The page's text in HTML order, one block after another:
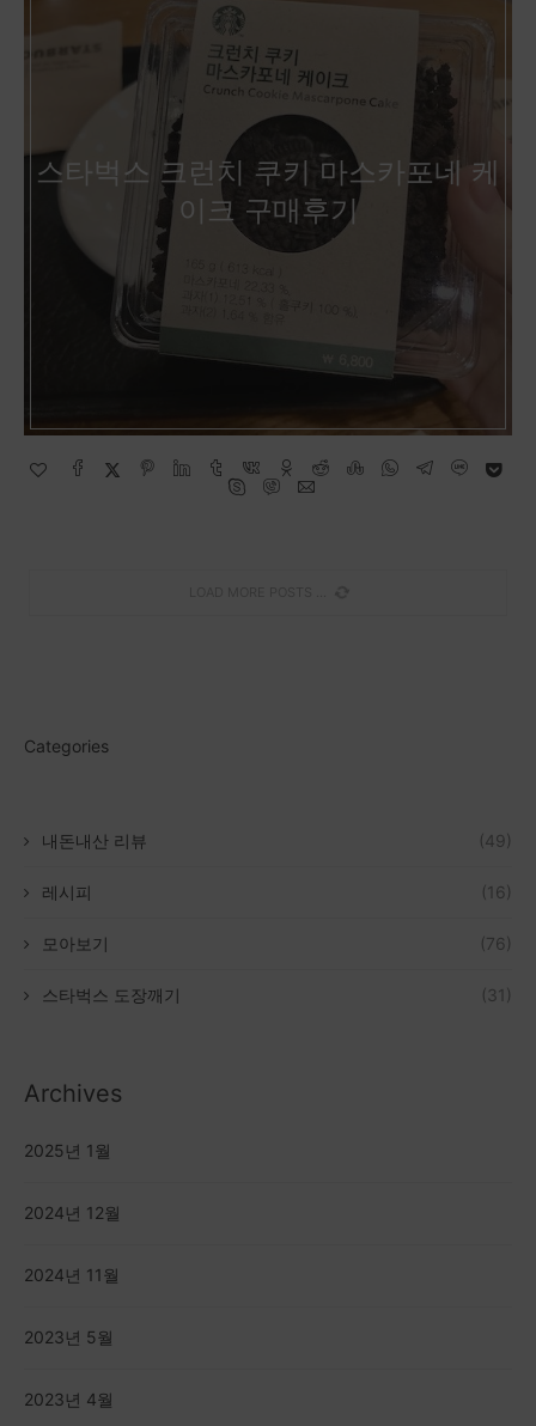
스타벅스 크런치 쿠키 마스카포네 케
이크 구매후기
Categories
내돈내산 리뷰 (49)
레시피 (16)
모아보기 (76)
스타벅스 도장깨기 (31)
Archives
2025년 1월
2024년 12월
2024년 11월
2023년 5월
2023년 4월